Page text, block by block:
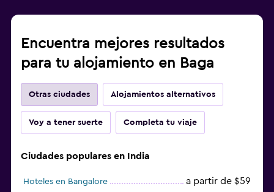
Encuentra mejores resultados
para tu alojamiento en Baga
Otras ciudades Alojamientos alternativos
Voy a tener suerte Completa tu viaje
Ciudades populares en India
Hoteles en Bangalore a partir de $59